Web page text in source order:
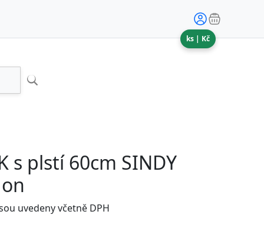
ks | Kč
s plstí 60cm SINDY
uvedeny včetně DPH